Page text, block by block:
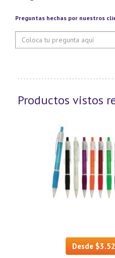
Preguntas hechas por nuestros
Productos vistos
Desde $3.52